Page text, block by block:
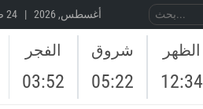
07 أغسطس, 2026 | 24 صَفَر, 1448
الفجر
03:52
شروق
05:22
الظهر
12:34